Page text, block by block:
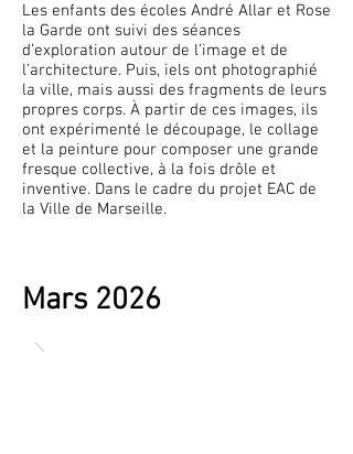
Les enfants des écoles André Allar et Rose
la Garde ont suivi des séances
d’exploration autour de l’image et de
l’architecture. Puis, iels ont photographié
la ville, mais aussi des fragments de leurs
propres corps. À partir de ces images, ils
ont expérimenté le découpage, le collage
et la peinture pour composer une grande
fresque collective, à la fois drôle et
inventive. Dans le cadre du projet EAC de
la Ville de Marseille.
Mars 2026